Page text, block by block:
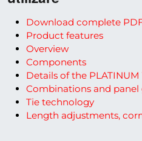
Download complete
Product features
Overview
Components
Details of the
Combinations and panel
Tie technology
Length adjustments,